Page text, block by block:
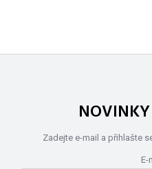
Zadejte e-mail a přihlašte
E-